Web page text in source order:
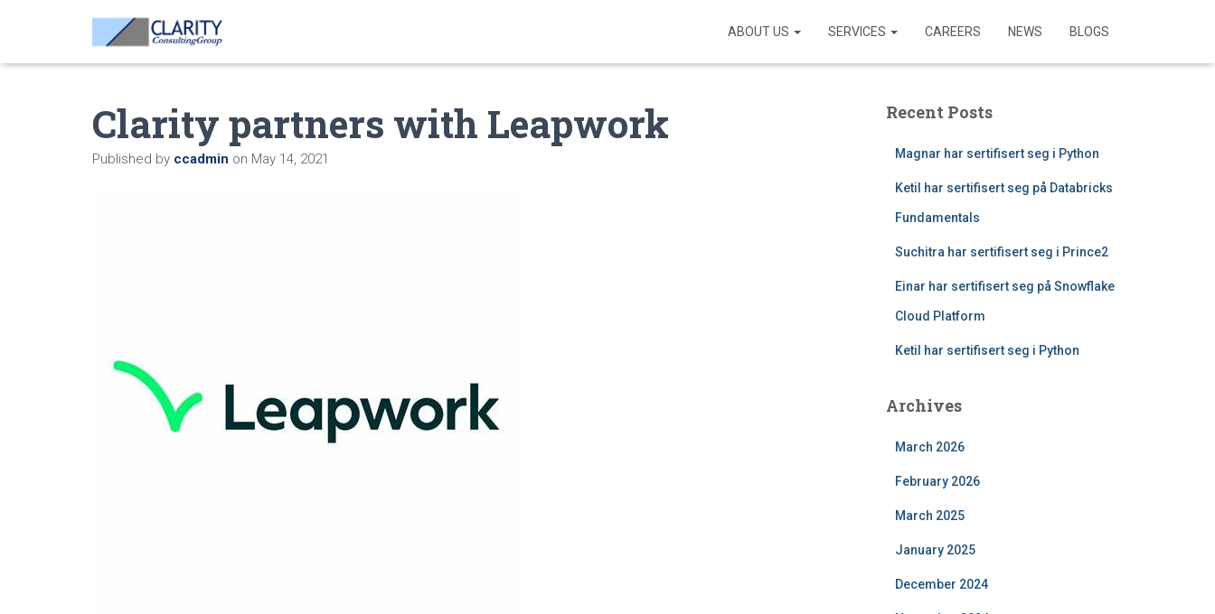
ABOUT US SERVICES CAREERS NEWS BLOGS
Clarity partners with Leapwork
Published by ccadmin on May 14, 2021
Recent Posts
Magnar har sertifisert seg i Python
Ketil har sertifisert seg på Databricks
Fundamentals
Suchitra har sertifisert seg i Prince2
Einar har sertifisert seg på Snowflake
Cloud Platform
Ketil har sertifisert seg i Python
Archives
March 2026
February 2026
March 2025
January 2025
December 2024